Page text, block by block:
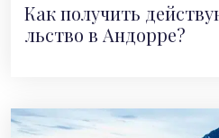
Как получить
льство в Андорре?